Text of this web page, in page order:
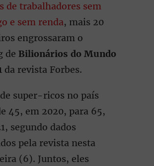
de trabalhadores sem
e sem renda, mais 20
engrossaram o
de Bilionários do Mundo
da revista Forbes.
super-ricos no país
45, em 2020, para 65,
segundo dados
pela revista nesta
(6). Juntos, eles